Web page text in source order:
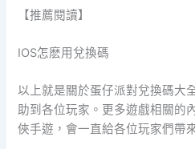
【推薦閱讀】
IOS怎麽用兌換碼
以上就是關於蛋仔派對兌換碼大
助到各位玩家。更多遊戲相關的
俠手遊，會一直給各位玩家們帶